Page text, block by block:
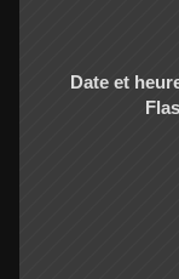
Date et